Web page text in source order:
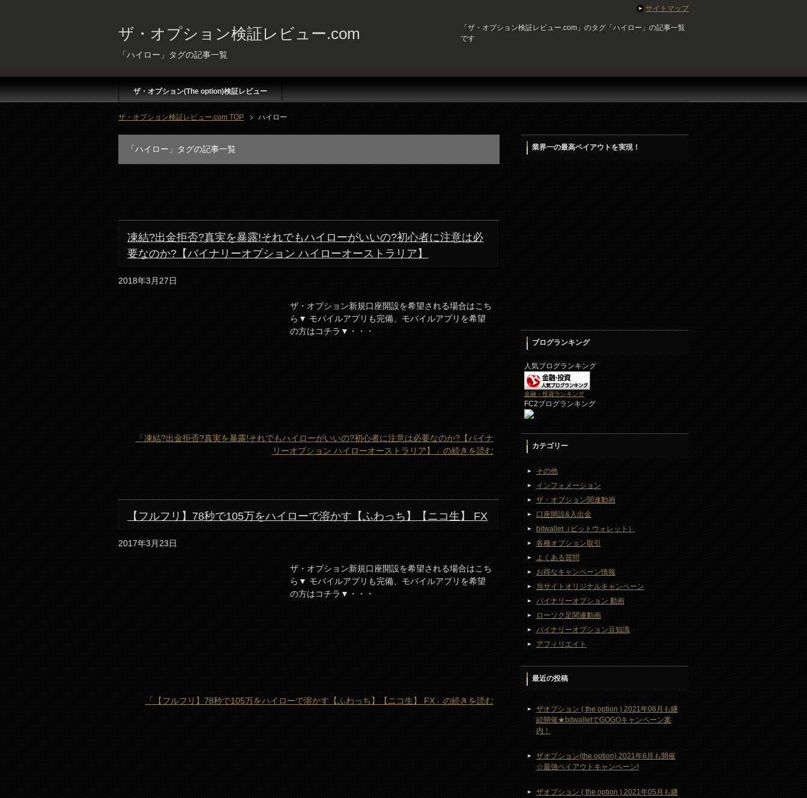
ザ・オプション検証レビュー.com
「ハイロー」タグの記事一覧
「ザ・オプション検証レビュー.com」のタグ「ハイロー」の記事一覧
です
ザ・オプション(The option)検証レビュー
ザ・オプション検証レビュー.com TOP ハイロー
「ハイロー」タグの記事一覧
凍結?出金拒否?真実を暴露!それでもハイローがいいの?初心者に注意は必
要なのか?【バイナリーオプション ハイローオーストラリア】
2018年3月27日
ザ・オプション新規口座開設を希望される場合はこち
ら▼ モバイルアプリも完備、モバイルアプリを希望
の方はコチラ▼・・・
「凍結?出金拒否?真実を暴露!それでもハイローがいいの?初心者に注意は必要なのか?【バイナ
リーオプション ハイローオーストラリア】」の続きを読む
【フルフリ】78秒で105万をハイローで溶かす【ふわっち】【ニコ生】 FX
2017年3月23日
ザ・オプション新規口座開設を希望される場合はこち
ら▼ モバイルアプリも完備、モバイルアプリを希望
の方はコチラ▼・・・
「【フルフリ】78秒で105万をハイローで溶かす【ふわっち】【ニコ生】 FX」の続きを読む
業界一の最高ペイアウトを実現！
ブログランキング
人気ブログランキング
金融・投資ランキング
FC2ブログランキング
カテゴリー
その他
インフォメーション
ザ・オプション関連動画
口座開設&入出金
bitwallet（ビットウォレット）
各種オプション取引
よくある質問
お得なキャンペーン情報
当サイトオリジナルキャンペーン
バイナリーオプション 動画
ローソク足関連動画
バイナリーオプション豆知識
アフィリエイト
最近の投稿
ザオプション ( the option ) 2021年06月も継
続開催★bitwalletでGOGOキャンペーン案
内！
ザオプション(the option) 2021年6月も開催
☆最強ペイアウトキャンペーン!
ザオプション ( the option ) 2021年05月も継
サイトマップ